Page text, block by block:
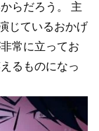
らだろう。
主
じているおかげ
常に立ってお
るものになっ